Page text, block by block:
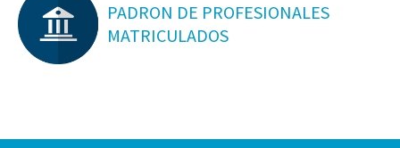
PADRON DE PROFESIONALES
MATRICULADOS